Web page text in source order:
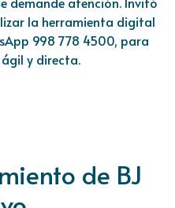
la herramienta digital
998 778 4500, para
y directa.
de BJ